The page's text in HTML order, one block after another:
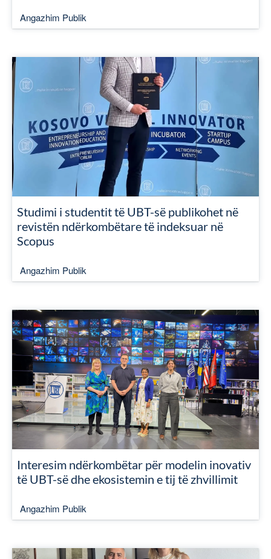
Angazhim Publik
Studimi i studentit të UBT-së publikohet në
revistën ndërkombëtare të indeksuar në
Scopus
Angazhim Publik
Interesim ndërkombëtar për modelin inovativ
të UBT-së dhe ekosistemin e tij të zhvillimit
Angazhim Publik